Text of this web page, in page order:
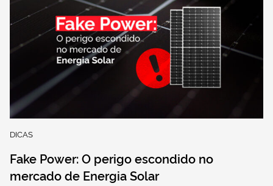
DICAS
Fake Power: O perigo escondido no
mercado de Energia Solar